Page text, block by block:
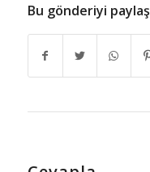
Bu gönderiyi paylaş